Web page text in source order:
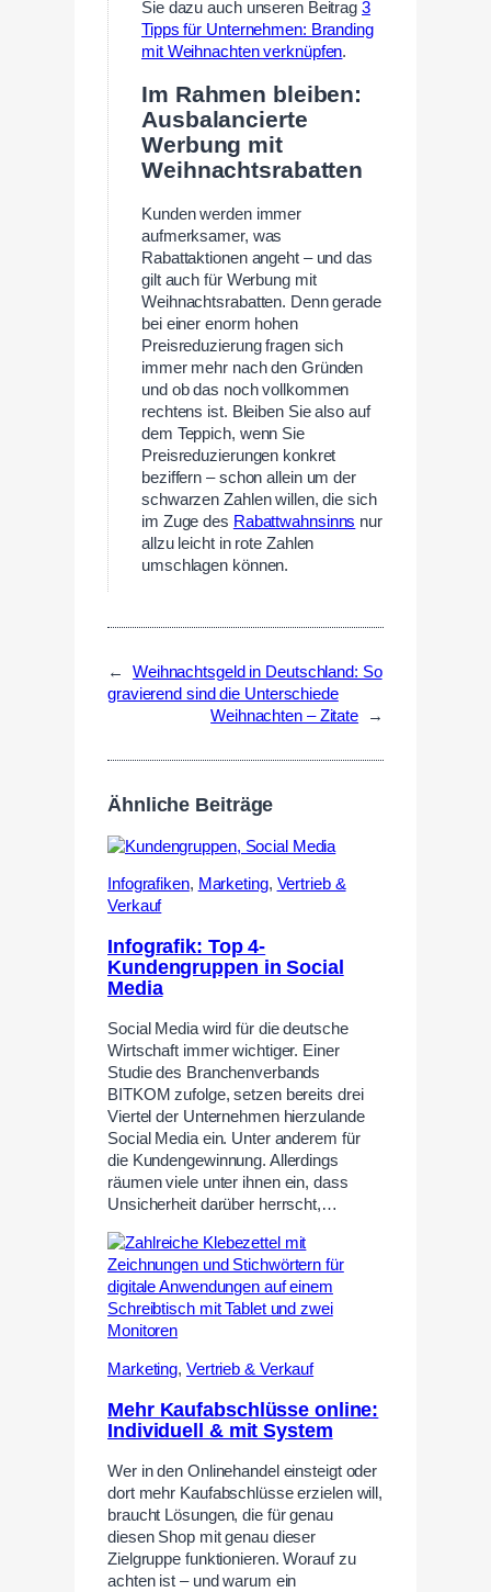
Sie dazu auch unseren Beitrag 3
Tipps für Unternehmen: Branding
mit Weihnachten verknüpfen.
Im Rahmen bleiben:
Ausbalancierte
Werbung mit
Weihnachtsrabatten
Kunden werden immer
aufmerksamer, was
Rabattaktionen angeht – und das
gilt auch für Werbung mit
Weihnachtsrabatten. Denn gerade
bei einer enorm hohen
Preisreduzierung fragen sich
immer mehr nach den Gründen
und ob das noch vollkommen
rechtens ist. Bleiben Sie also auf
dem Teppich, wenn Sie
Preisreduzierungen konkret
beziffern – schon allein um der
schwarzen Zahlen willen, die sich
im Zuge des Rabattwahnsinns nur
allzu leicht in rote Zahlen
umschlagen können.
←
Weihnachtsgeld in Deutschland: So
gravierend sind die Unterschiede
Weihnachten – Zitate
→
Ähnliche Beiträge
Infografiken, Marketing, Vertrieb &
Verkauf
Infografik: Top 4-
Kundengruppen in Social
Media
Social Media wird für die deutsche
Wirtschaft immer wichtiger. Einer
Studie des Branchenverbands
BITKOM zufolge, setzen bereits drei
Viertel der Unternehmen hierzulande
Social Media ein. Unter anderem für
die Kundengewinnung. Allerdings
räumen viele unter ihnen ein, dass
Unsicherheit darüber herrscht,…
Marketing, Vertrieb & Verkauf
Mehr Kaufabschlüsse online:
Individuell & mit System
Wer in den Onlinehandel einsteigt oder
dort mehr Kaufabschlüsse erzielen will,
braucht Lösungen, die für genau
diesen Shop mit genau dieser
Zielgruppe funktionieren. Worauf zu
achten ist – und warum ein